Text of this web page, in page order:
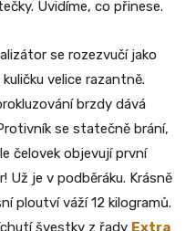
Uvidíme, co přinese.
se rozezvučí jako
velice razantně.
brzdy dává
se statečně brání,
čelovek objevují první
Už je v podběráku. Krásně
ploutví váží 12 kilogramů.
švestky z řady Extra